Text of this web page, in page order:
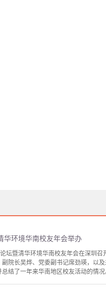
华环境华南校友年会举办
坛暨清华环境华南校友年会在深圳
院长吴烨、党委副书记席劲瑛，以
结了一年来华南地区校友活动的情